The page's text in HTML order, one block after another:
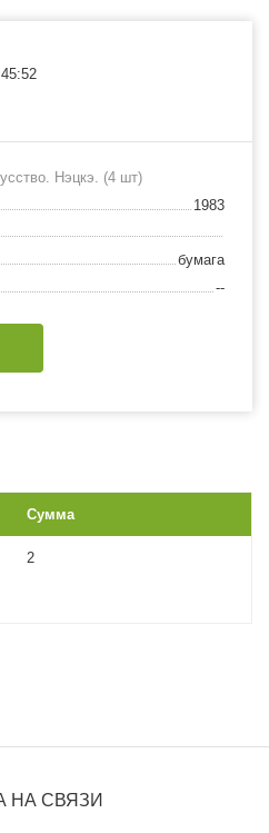
Нэцкэ. (4 шт)
1983
бумага
--
Сумма
2
НА СВЯЗИ